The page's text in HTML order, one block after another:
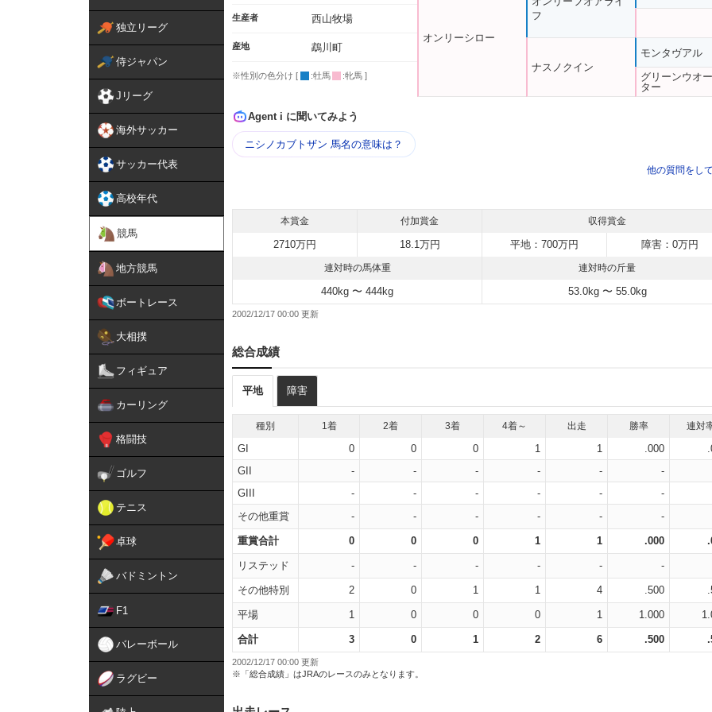
独立リーグ
侍ジャパン
Jリーグ
海外サッカー
サッカー代表
高校年代
競馬
地方競馬
ボートレース
大相撲
フィギュア
カーリング
格闘技
ゴルフ
テニス
卓球
バドミントン
F1
バレーボール
ラグビー
生産者 西山牧場
産地 鵡川町
※性別の色分け [ :牡馬 :牝馬 ]
オンリーシロー
フ
ナスノクイン
モンタヴアル
グリーンウオー
ター
Agent i に聞いてみよう
ニシノカブトザン 馬名の意味は？
他の質問をし
本賞金 付加賞金 収得賞金
2710万円 18.1万円 平地：700万円 障害：0万円
連対時の馬体重 連対時の斤量
440kg 〜 444kg 53.0kg 〜 55.0kg
2002/12/17 00:00
総合成績
平地 障害
種別 1着 2着 3着 4着～ 出走 勝率 連対
GI 0 0 0 1 1 .000
GII
- - - - -
-
GIII
- - - - -
-
その他重賞
- - - - - -
重賞合計 0 0 0 1 1 .000
リステッド - - - - - -
その他特別 2 0 1 1 4 .500
平場 1 0 0 0 1 1.000
合計 3 0 1 2 6 .500
2002/12/17 00:00 更新
※「総合成績」はJRAのレースのみとなります。